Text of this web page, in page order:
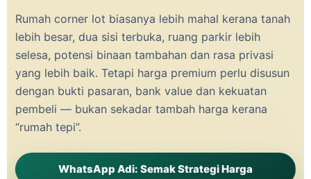
Rumah corner lot biasanya lebih mahal kerana tanah
lebih besar, dua sisi terbuka, ruang parkir lebih
selesa, potensi binaan tambahan dan rasa privasi
yang lebih baik. Tetapi harga premium perlu disusun
dengan bukti pasaran, bank value dan kekuatan
pembeli — bukan sekadar tambah harga kerana
“rumah tepi”.
WhatsApp Adi: Semak Strategi Harga